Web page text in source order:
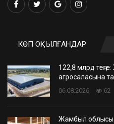
КӨП ОҚЫЛҒАНДАР
122,8 млрд
агросаласына
06.08.2026 62
Жамбыл